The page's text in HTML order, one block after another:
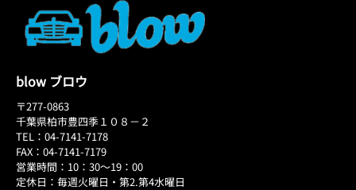
blow ブロウ
〒277-0863
千葉県柏市豊四季１０８－２
TEL：04-7141-7178
FAX：04-7141-7179
営業時間：10：30～19：00
定休日：毎週火曜日・第2.第4水曜日